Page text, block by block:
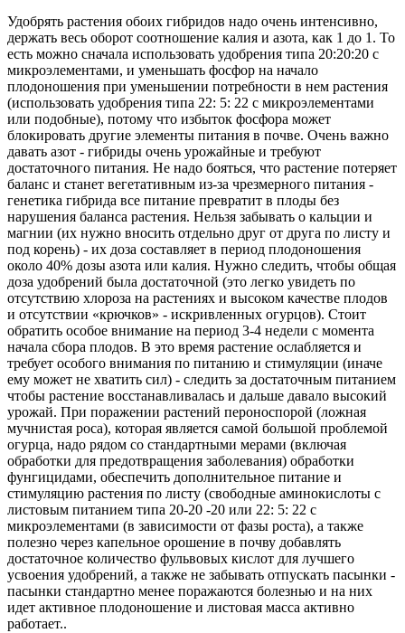
Удобрять растения обоих гибридов надо очень интенсивно,
держать весь оборот соотношение калия и азота, как 1 до 1. То
есть можно сначала использовать удобрения типа 20:20:20 с
микроэлементами, и уменьшать фосфор на начало
плодоношения при уменьшении потребности в нем растения
(использовать удобрения типа 22: 5: 22 с микроэлементами
или подобные), потому что избыток фосфора может
блокировать другие элементы питания в почве. Очень важно
давать азот - гибриды очень урожайные и требуют
достаточного питания. Не надо бояться, что растение потеряет
баланс и станет вегетативным из-за чрезмерного питания -
генетика гибрида все питание превратит в плоды без
нарушения баланса растения. Нельзя забывать о кальции и
магнии (их нужно вносить отдельно друг от друга по листу и
под корень) - их доза составляет в период плодоношения
около 40% дозы азота или калия. Нужно следить, чтобы общая
доза удобрений была достаточной (это легко увидеть по
отсутствию хлороза на растениях и высоком качестве плодов
и отсутствии «крючков» - искривленных огурцов). Стоит
обратить особое внимание на период 3-4 недели с момента
начала сбора плодов. В это время растение ослабляется и
требует особого внимания по питанию и стимуляции (иначе
ему может не хватить сил) - следить за достаточным питанием
чтобы растение восстанавливалась и дальше давало высокий
урожай. При поражении растений пероноспорой (ложная
мучнистая роса), которая является самой большой проблемой
огурца, надо рядом со стандартными мерами (включая
обработки для предотвращения заболевания) обработки
фунгицидами, обеспечить дополнительное питание и
стимуляцию растения по листу (свободные аминокислоты с
листовым питанием типа 20-20 -20 или 22: 5: 22 с
микроэлементами (в зависимости от фазы роста), а также
полезно через капельное орошение в почву добавлять
достаточное количество фульвовых кислот для лучшего
усвоения удобрений, а также не забывать отпускать пасынки -
пасынки стандартно менее поражаются болезнью и на них
идет активное плодоношение и листовая масса активно
работает..